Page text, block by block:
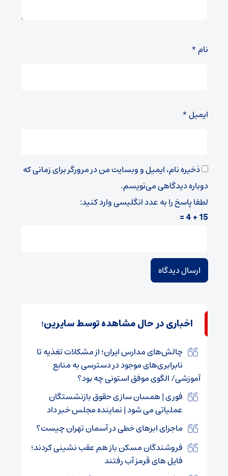
نام*
ایمیل*
ذخیره نام، ایمیل و وبسایت من در مرورگر برای زمانی که
دوباره دیدگاهی می‌نویسم.
لطفا پاسخ را به عدد انگلیسی وارد کنید:
15 + 4 =
اخباری در حال مشاهده توسط سایرین؛
چالش‌های مدارس ایران؛ از مشکلات تغذیه تا
نابرابری‌های موجود در دسترسی به منابع
آموزشی/ الگوی موفق استونی چه بود؟
فوری | همسان سازی حقوق بازنشستگان
عملیاتی می شود | نماینده مجلس خبر داد
ماجرای ابرهای خطی در آسمان تهران چیست؟
فروشندگان مسکن باز هم عقب نشینی کردند؛
فایل های قرمز آب رفتند